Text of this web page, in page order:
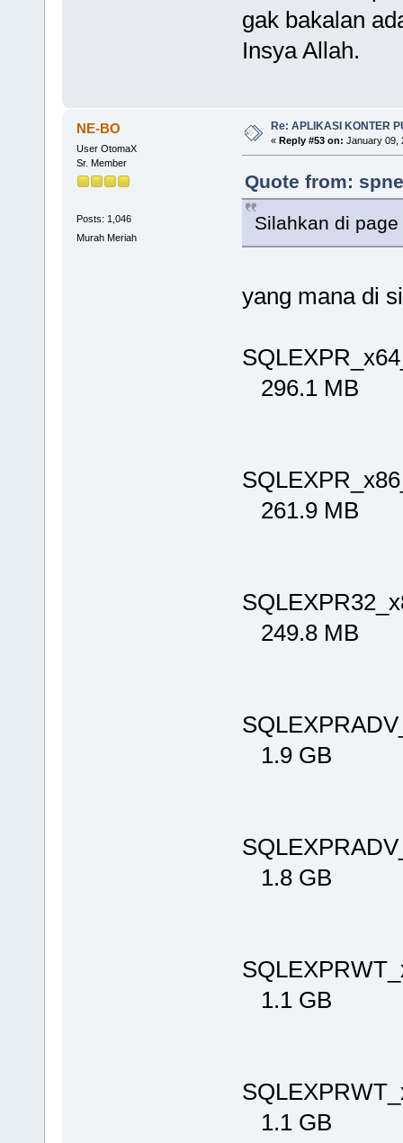
gak bakalan
Insya Allah.
NE-BO
User OtomaX
Sr. Member
Posts: 1,046
Murah Meriah
Re: APLIKASI KONTER
« Reply #53 on: January 09,
Quote from:
Silahkan di
yang mana di
296.1 MB
261.9 MB
249.8 MB
1.9 GB
1.8 GB
1.1 GB
1.1 GB